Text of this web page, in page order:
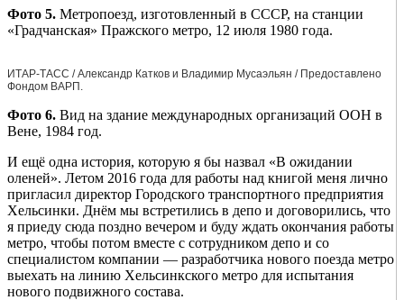
Фото 5. Метропоезд, изготовленный в СССР, на станции
«Градчанская» Пражского метро, 12 июля 1980 года.
ИТАР-ТАСС / Александр Катков и Владимир Мусаэльян / Предоставлено
Фондом ВАРП.
Фото 6. Вид на здание международных организаций ООН в
Вене, 1984 год.
И ещё одна история, которую я бы назвал «В ожидании
оленей». Летом 2016 года для работы над книгой меня лично
пригласил директор Городского транспортного предприятия
Хельсинки. Днём мы встретились в депо и договорились, что
я приеду сюда поздно вечером и буду ждать окончания работы
метро, чтобы потом вместе с сотрудником депо и со
специалистом компании — разработчика нового поезда метро
выехать на линию Хельсинкского метро для испытания
нового подвижного состава.